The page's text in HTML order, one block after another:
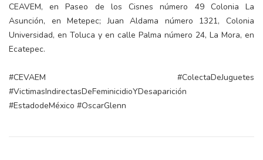
CEAVEM, en Paseo de los Cisnes número 49 Colonia La
Asunción, en Metepec; Juan Aldama número 1321, Colonia
Universidad, en Toluca y en calle Palma número 24, La Mora, en
Ecatepec.
#CEVAEM #ColectaDeJuguetes
#VictimasIndirectasDeFeminicidioYDesaparición
#EstadodeMéxico #OscarGlenn